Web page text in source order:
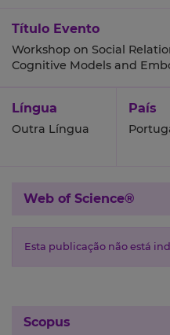
Título Evento
Workshop on Social
Cognitive Models and
Língua
Outra Língua
País
Web of Science®
Esta publicação não está
Scopus